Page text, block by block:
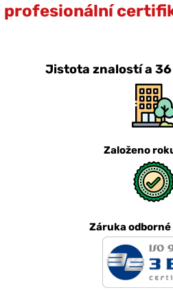
profesionální
Jistota znalostí a
Založeno
Záruka